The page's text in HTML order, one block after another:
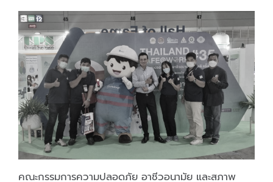
เสริม
อนุรักษ์
กีฬา
มวยไทย
และ
ประชาสัมพันธ์
ผลิตภัณฑ์
ของ
โรงงาน
ไพ่
ไพ่
คณะกรรมการความปลอดภัย อาชีวอนามัย และสภาพ